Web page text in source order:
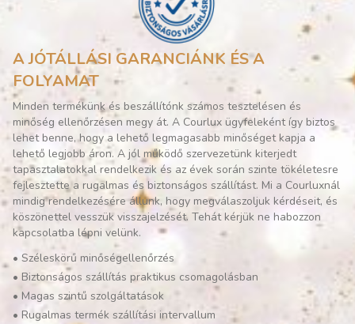
A JÓTÁLLÁSI GARANCIÁNK ÉS A
FOLYAMAT
Minden termékünk és beszállítónk számos tesztelésen és
minőség ellenőrzésen megy át. A Courlux ügyfeleként így biztos
lehet benne, hogy a lehető legmagasabb minőséget kapja a
lehető legjobb áron. A jól működő szervezetünk kiterjedt
tapasztalatokkal rendelkezik és az évek során szinte tökéletesre
fejlesztette a rugalmas és biztonságos szállítást. Mi a Courluxnál
mindig rendelkezésére állunk, hogy megválaszoljuk kérdéseit, és
köszönettel vesszük visszajelzését. Tehát kérjük ne habozzon
kapcsolatba lépni velünk.
• Széleskörű minőségellenőrzés
• Biztonságos szállítás praktikus csomagolásban
• Magas szintű szolgáltatások
• Rugalmas termék szállítási intervallum